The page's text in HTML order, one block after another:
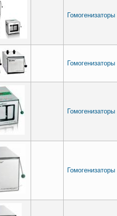
Гомогенизаторы
Гомогенизаторы
Гомогенизаторы
Гомогенизаторы